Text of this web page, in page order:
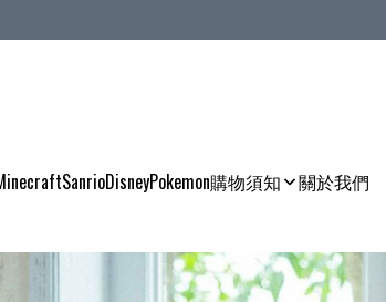
SanrioDisneyPokemon購物須知 關於我們